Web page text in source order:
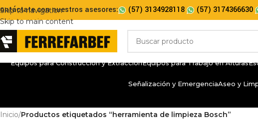
Skip to navigation
Skip to main content
con nuestros asesores: (57) 3134928118 (57) 3174366630
Equipos para Construcción y ExtracciónEquipos para Trabajo en Alturas
Señalización y EmergenciaAseo y
Inicio/Productos etiquetados “herramienta de limpieza Bosch”